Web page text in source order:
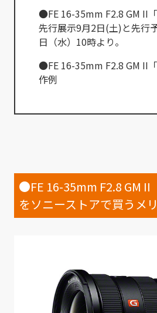
●FE 16-35mm F2.8 GM II「
先行展示9月2日(土)と先行
日（水）10時より。
●FE 16-35mm F2.8 GM II「
作例
●FE 16-35mm F2.8 GM II
をソニーストアで買うメリ